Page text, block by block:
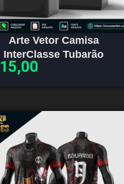
Arte Vetor Camisa
InterClasse Tubarão
15,00